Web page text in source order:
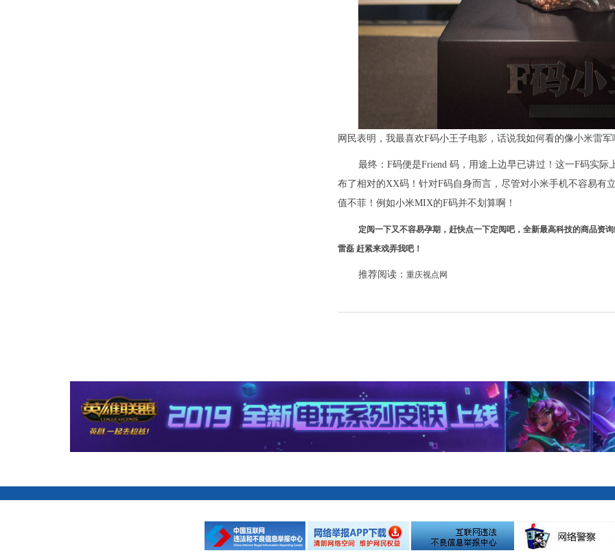
网民表明，我最喜欢F码小王子电影，话说我如何看的像小米雷军
最终：F码便是Friend 码，用途上边早已讲过！这一F码实
布了相对的XX码！针对F码自身而言，尽管对小米手机不容易有
值不菲！例如小米MIX的F码并不划算啊！
定阅一下又不容易孕期，赶快点一下定阅吧，全新最高科技的商品资
雷磊 赶紧来戏弄我吧！
推荐阅读： 重庆视点网